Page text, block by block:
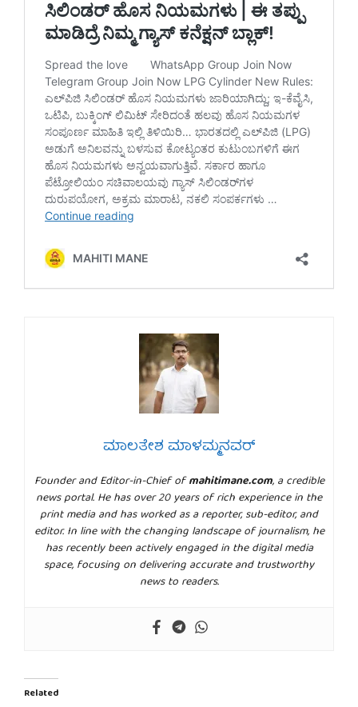
ಮಾಲತೇಶ ಮಾಳಮ್ಮನವರ್
Founder and Editor-in-Chief ofmahitimane.com, a credible
news portal. He has over 20 years of rich experience in the
print media and has worked as a reporter, sub-editor, and
editor. In line with the changing landscape of journalism, he
has recently been actively engaged in the digital media
space, focusing on delivering accurate and trustworthy
news to readers.
Related